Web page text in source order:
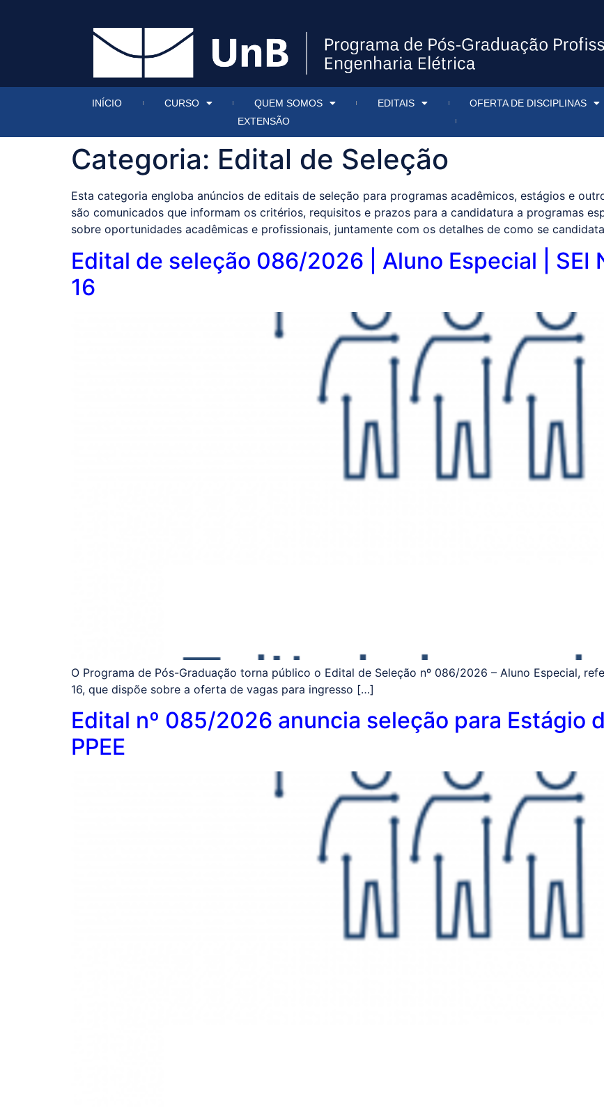
INÍCIO CURSO QUEM SOMOS EDITAIS OFERTA DE DISCIPLINAS
EXTENSÃO
Categoria: Edital de Seleção
Esta categoria engloba anúncios de editais de seleção para programas acadêmicos, estágios e
são comunicados que informam os critérios, requisitos e prazos para a candidatura a programas
sobre oportunidades acadêmicas e profissionais, juntamente com os detalhes de como se
Edital de seleção 086/2026 | Aluno Especial |
16
O Programa de Pós-Graduação torna público o Edital de Seleção nº 086/2026 – Aluno Especial,
16, que dispõe sobre a oferta de vagas para ingresso […]
Edital nº 085/2026 anuncia seleção para Estágio
PPEE